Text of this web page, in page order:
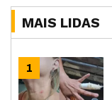
MAIS LIDAS